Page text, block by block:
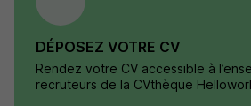
DÉPOSEZ VOTRE CV
Rendez votre CV accessible à
recruteurs de la CVthèque